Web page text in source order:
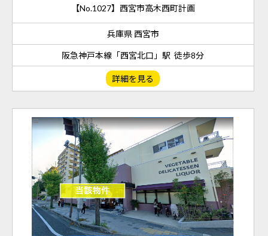
【No.1027】西宮市高木西町計画
兵庫県 西宮市
阪急神戸本線「西宮北口」駅 徒歩8分
詳細を見る